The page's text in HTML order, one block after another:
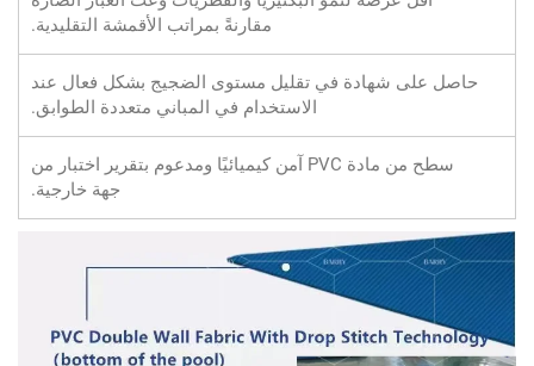
مقارنةً بمراتب الأقمشة التقليدية.
حاصل على شهادة في تقليل مستوى الضجيج بشكل فعال عند
الاستخدام في المباني متعددة الطوابق.
سطح من مادة PVC آمن كيميائيًا ومدعوم بتقرير اختبار من
جهة خارجية.